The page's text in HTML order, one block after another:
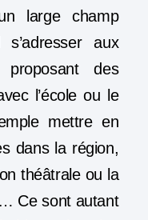
large champ
s’adresser aux
des
l’école ou le
mettre en
dans la région,
théâtrale ou la
Ce sont autant